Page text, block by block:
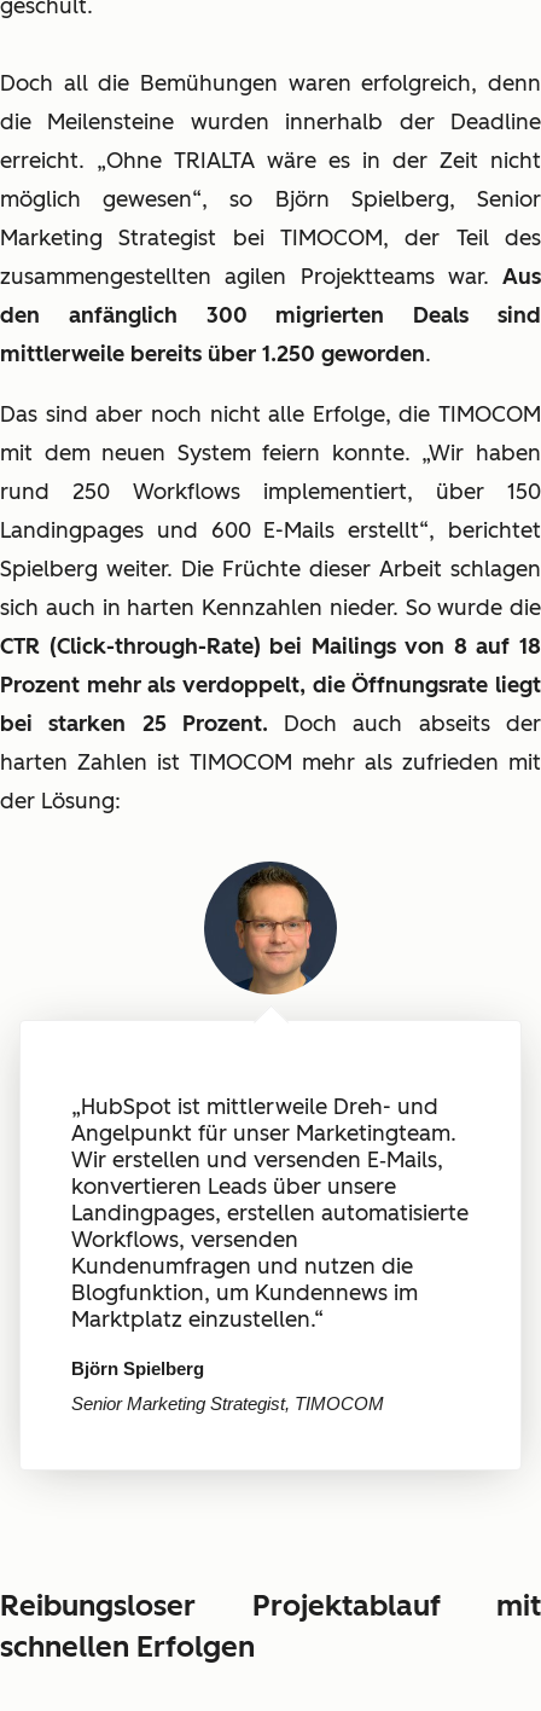
geschult.
Doch all die Bemühungen waren erfolgreich, denn
die Meilensteine wurden innerhalb der Deadline
erreicht. „Ohne TRIALTA wäre es in der Zeit nicht
möglich gewesen“, so Björn Spielberg, Senior
Marketing Strategist bei TIMOCOM, der Teil des
zusammengestellten agilen Projektteams war. Aus
den anfänglich 300 migrierten Deals sind
mittlerweile bereits über 1.250 geworden.
Das sind aber noch nicht alle Erfolge, die TIMOCOM
mit dem neuen System feiern konnte. „Wir haben
rund 250 Workflows implementiert, über 150
Landingpages und 600 E-Mails erstellt“, berichtet
Spielberg weiter. Die Früchte dieser Arbeit schlagen
sich auch in harten Kennzahlen nieder. So wurde die
CTR (Click-through-Rate) bei Mailings von 8 auf 18
Prozent mehr als verdoppelt, die Öffnungsrate liegt
bei starken 25 Prozent. Doch auch abseits der
harten Zahlen ist TIMOCOM mehr als zufrieden mit
der Lösung:
„HubSpot ist mittlerweile Dreh- und
Angelpunkt für unser Marketingteam.
Wir erstellen und versenden E‑Mails,
konvertieren Leads über unsere
Landingpages, erstellen automatisierte
Workflows, versenden
Kundenumfragen und nutzen die
Blogfunktion, um Kundennews im
Marktplatz einzustellen.“
Björn Spielberg
Senior Marketing Strategist, TIMOCOM
Reibungsloser Projektablauf mit
schnellen Erfolgen